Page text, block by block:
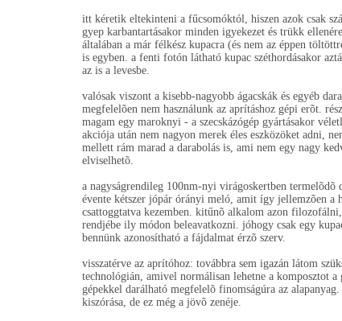
itt kéretik eltekinteni a fűcsomóktól, hiszen azok csak
gyep karbantartásakor minden igyekezet és trükk
általában a már félkész kupacra (és nem az éppen
is egyben. a fenti fotón látható kupac széthordásakor
az is a levesbe.
valósak viszont a kisebb-nagyobb ágacskák és egyéb
megfelelõen nem használunk az aprításhoz gépi erõt.
magam egy maroknyi - a szecskázógép gyártásakor
akciója után nem nagyon merek éles eszközöket adni,
mellett rám marad a darabolás is, ami nem egy nagy
elviselhetõ.
a nagyságrendileg 100nm-nyi virágoskertben
évente kétszer jópár órányi meló, amit így jellemzõen a
csattoggtatva kezemben. kitűnõ alkalom azon
rendjébe ily módon beleavatkozni. jóhogy csak egy
bennünk azonosítható a fájdalmat érzõ szerv.
visszatérve az aprítóhoz: továbbra sem igazán látom
technológián, amivel normálisan lehetne a komposztot
gépekkel darálható megfelelõ finomságúra az
kiszórása, de ez még a jövõ zenéje.